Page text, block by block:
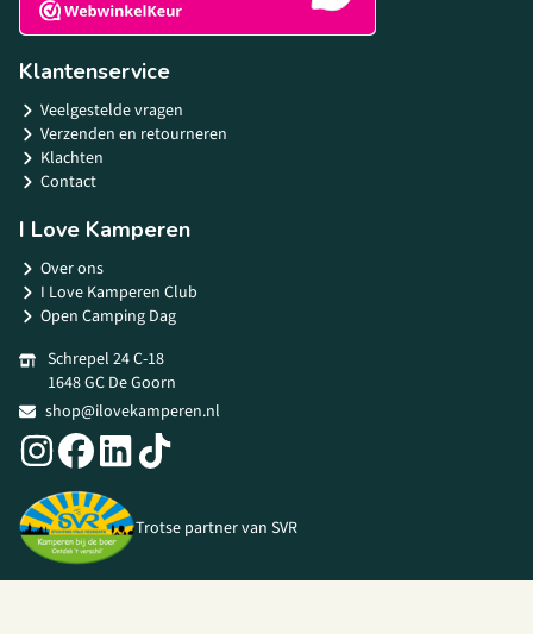
Klantenservice
Veelgestelde vragen
Verzenden en retourneren
Klachten
Contact
I Love Kamperen
Over ons
I Love Kamperen Club
Open Camping Dag
Schrepel 24 C-18
1648 GC De Goorn
shop@ilovekamperen.nl
Trotse partner van SVR